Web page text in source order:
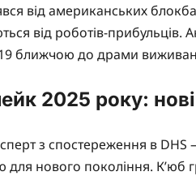
від американських
від роботів-прибульців.
ближчою до драми
2025 року:
з спостереження в DHS
нового покоління. К’юб